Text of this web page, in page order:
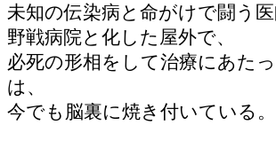
未知の伝染病と命がけで闘う
野戦病院と化した屋外で、
必死の形相をして治療にあた
は、
今でも脳裏に焼き付いている。